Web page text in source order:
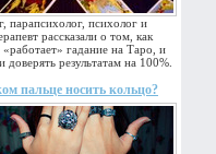
парапсихолог, психолог и
рассказали о том, как
гадание на Таро, и
доверять результатам на 100%.
пальце носить кольцо?